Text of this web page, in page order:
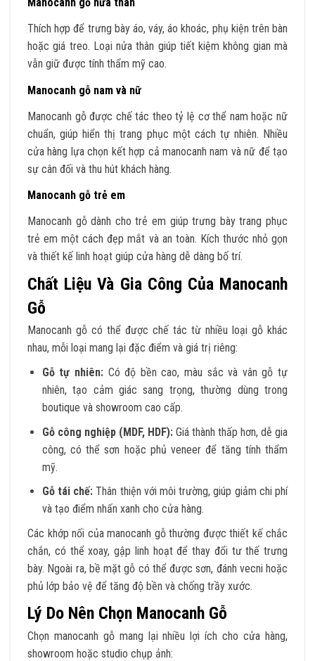
Thích hợp để trưng bày áo, váy, áo khoác, phụ kiện trên bàn
hoặc giá treo. Loại nửa thân giúp tiết kiệm không gian mà
vẫn giữ được tính thẩm mỹ cao.
Manocanh gỗ nam và nữ
Manocanh gỗ được chế tác theo tỷ lệ cơ thể nam hoặc nữ
chuẩn, giúp hiển thị trang phục một cách tự nhiên. Nhiều
cửa hàng lựa chọn kết hợp cả manocanh nam và nữ để tạo
sự cân đối và thu hút khách hàng.
Manocanh gỗ trẻ em
Manocanh gỗ dành cho trẻ em giúp trưng bày trang phục
trẻ em một cách đẹp mắt và an toàn. Kích thước nhỏ gọn
và thiết kế linh hoạt giúp cửa hàng dễ dàng bố trí.
Chất Liệu Và Gia Công Của Manocanh
Gỗ
Manocanh gỗ có thể được chế tác từ nhiều loại gỗ khác
nhau, mỗi loại mang lại đặc điểm và giá trị riêng:
Gỗ tự nhiên: Có độ bền cao, màu sắc và vân gỗ tự
nhiên, tạo cảm giác sang trọng, thường dùng trong
boutique và showroom cao cấp.
Gỗ công nghiệp (MDF, HDF):Giá thành thấp hơn, dễ gia
công, có thể sơn hoặc phủ veneer để tăng tính thẩm
mỹ.
Gỗ tái chế: Thân thiện với môi trường, giúp giảm chi phí
và tạo điểm nhấn xanh cho cửa hàng.
Các khớp nối của manocanh gỗ thường được thiết kế chắc
chắn, có thể xoay, gập linh hoạt để thay đổi tư thế trưng
bày. Ngoài ra, bề mặt gỗ có thể được sơn, đánh vecni hoặc
phủ lớp bảo vệ để tăng độ bền và chống trầy xước.
Lý Do Nên Chọn Manocanh Gỗ
Chọn manocanh gỗ mang lại nhiều lợi ích cho cửa hàng,
showroom hoặc studio chụp ảnh: